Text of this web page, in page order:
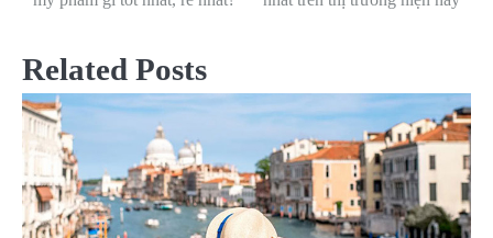
bài
viết
Related Posts